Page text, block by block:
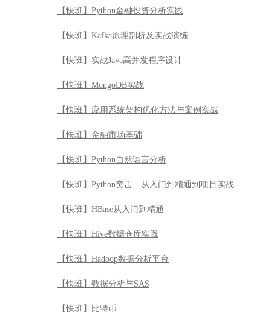
【快班】Python金融投资分析实践
【快班】Kafka原理剖析及实战演练
【快班】实战Java高并发程序设计
【快班】MongoDB实战
【快班】应用系统架构优化方法与案例实战
【快班】金融市场基础
【快班】Python自然语言分析
【快班】Python突击—从入门到精通到项目实战
【快班】HBase从入门到精通
【快班】Hive数据仓库实践
【快班】Hadoop数据分析平台
【快班】数据分析与SAS
【快班】比特币